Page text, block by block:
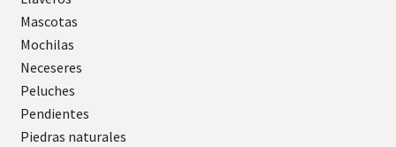
Mascotas
Mochilas
Neceseres
Peluches
Pendientes
Piedras naturales